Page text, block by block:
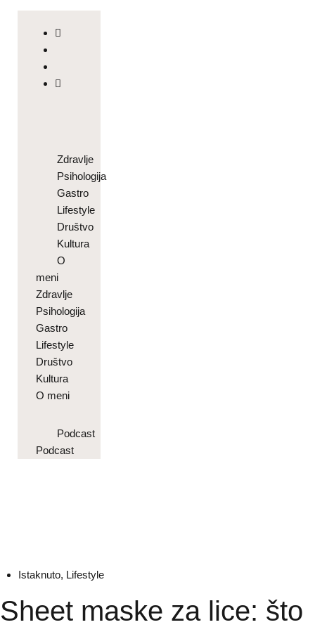
Zdravlje
Psihologija
Gastro
Lifestyle
Društvo
Kultura
O
meni
Zdravlje
Psihologija
Gastro
Lifestyle
Društvo
Kultura
O meni
Podcast
Podcast
Istaknuto, Lifestyle
Sheet maske za lice: što